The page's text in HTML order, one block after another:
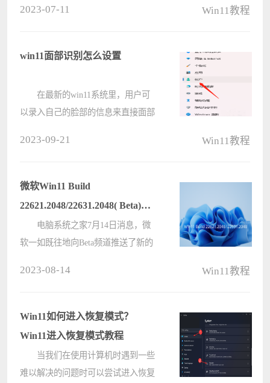
win11系统添加输入法的操作方法。
2023-07-11 Win11教程
win11面部识别怎么设置
在最新的win11系统里，用户可
以录入自己的脸部的信息来直接面部
录入信息了。 win11面部识别怎
2023-09-21 Win11教程
微软Win11 Build
22621.2048/22631.2048( Beta)预
览版发布更新！
电脑系统之家7月14日消息，微
软一如既往地向Beta频道推送了新的
能，为任务栏添加了“右键单????
2023-08-14 Win11教程
Win11如何进入恢复模式？
Win11进入恢复模式教程
当我们在使用计算机时遇到一些
难以解决的问题时可以尝试进入恢复